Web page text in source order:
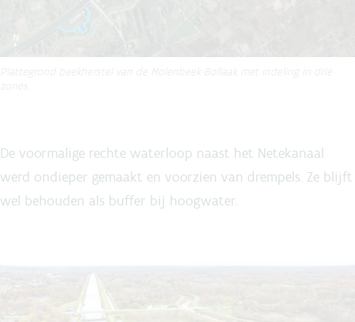
De voormalige rechte waterloop naast het Netekanaal
werd ondieper gemaakt en voorzien van drempels. Ze blijft
wel behouden als buffer bij hoogwater.